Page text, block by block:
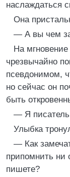
наслаждаться
Она
— А вы чем
На мгновение
чрезвычайно
псевдонимом,
но сейчас он
быть
— Я
Улыбка
— Как
припомнить ни
пишете?